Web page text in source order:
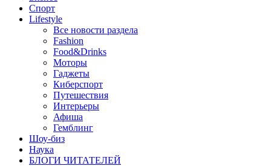
Спорт
Lifestyle
Все новости раздела
Fashion
Food&Drinks
Моторы
Гаджеты
Киберспорт
Путешествия
Интерьеры
Афиша
Гемблинг
Шоу-биз
Наука
БЛОГИ ЧИТАТЕЛЕЙ